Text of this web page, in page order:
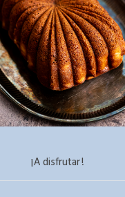
¡A disfrutar!